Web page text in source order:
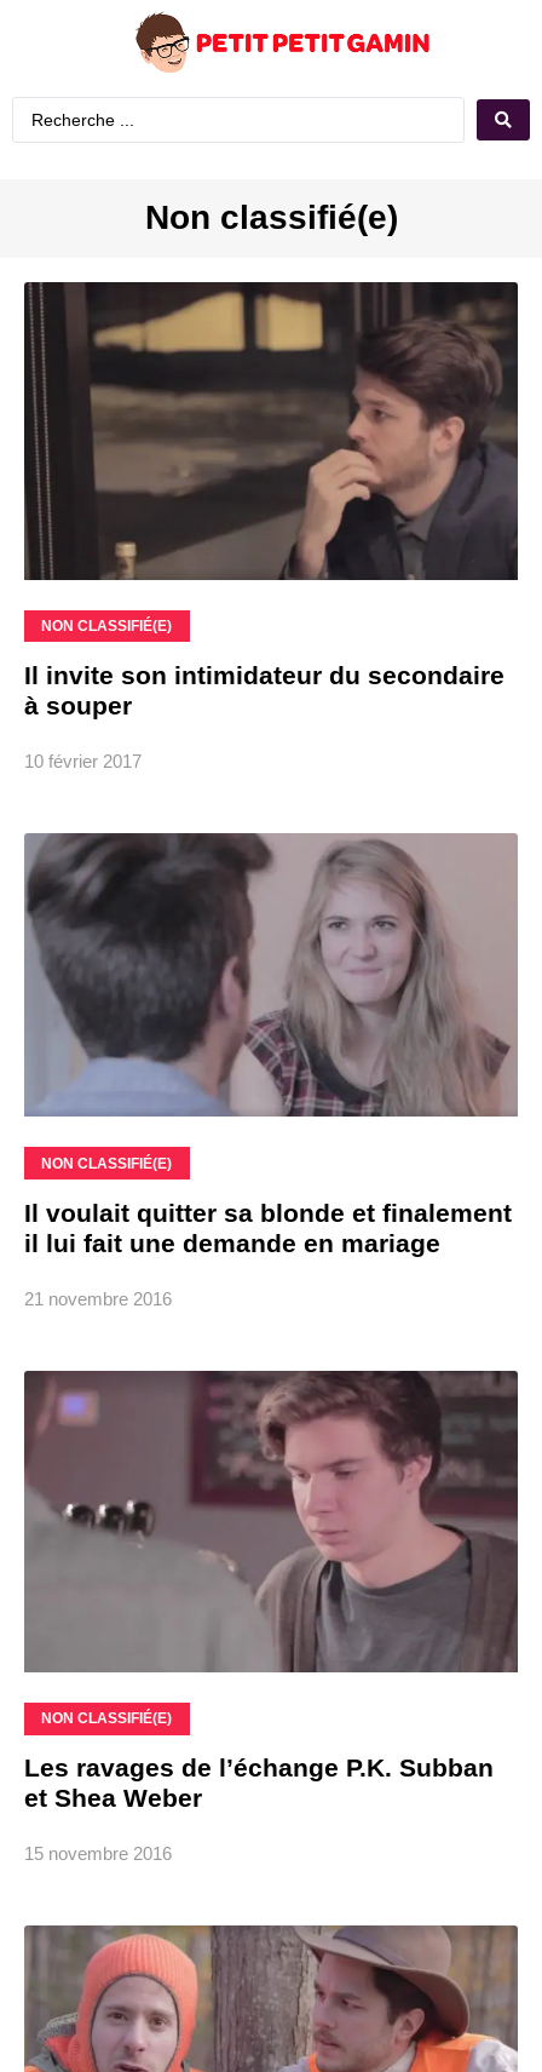
Non classifié(e)
NON CLASSIFIÉ(E)
Il invite son intimidateur du secondaire
à souper
10 février 2017
NON CLASSIFIÉ(E)
Il voulait quitter sa blonde et finalement
il lui fait une demande en mariage
21 novembre 2016
NON CLASSIFIÉ(E)
Les ravages de l’échange P.K. Subban
et Shea Weber
15 novembre 2016